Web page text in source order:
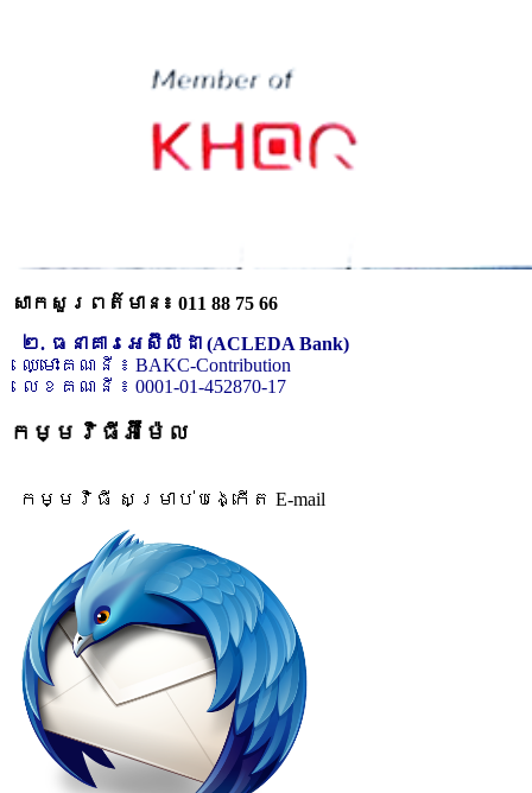
សាកសួរពត៌មាន៖ 011 88 75 66
២. ធនាគារអេស៊ីលីដា (ACLEDA Bank)
ឈ្មោះគណនី ៖ BAKC-Contribution
លេខគណនី ៖ 0001-01-452870-17
កម្មវិធីអ៊ីម៉ែល
កម្មវិធី សម្រាប់បង្កើត E-mail